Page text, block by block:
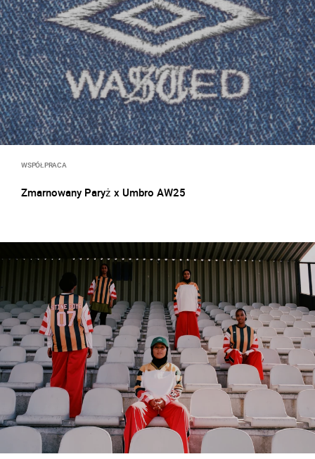
WSPÓŁPRACA
Zmarnowany Paryż x Umbro AW25